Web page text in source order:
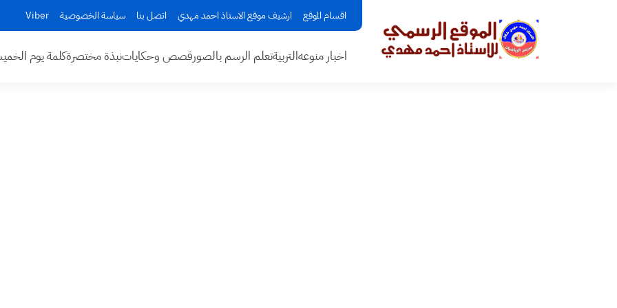
اقسام الموقع ارشيف موقع الاستاذ احمد مهدي اتصل بنا سياسة الخصوصية Viber
اخبار منوعهالتربيةتعلم الرسم بالصورقصص وحكاياتنبذة مختصرةكلمة يوم